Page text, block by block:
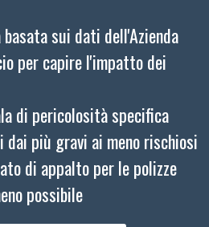
sui dati dell'Azienda
per capire l'impatto dei
di pericolosità specifica
dai più gravi ai meno rischiosi
di appalto per le polizze
possibile